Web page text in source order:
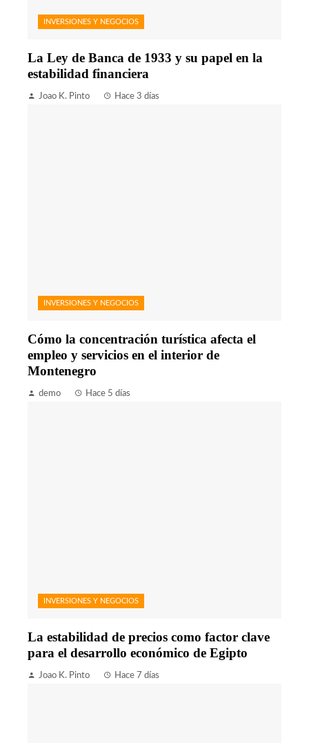
INVERSIONES Y NEGOCIOS
La Ley de Banca de 1933 y su papel en la
estabilidad financiera
Joao K. Pinto Hace 3 días
INVERSIONES Y NEGOCIOS
Cómo la concentración turística afecta el
empleo y servicios en el interior de
Montenegro
demo Hace 5 días
INVERSIONES Y NEGOCIOS
La estabilidad de precios como factor clave
para el desarrollo económico de Egipto
Joao K. Pinto Hace 7 días